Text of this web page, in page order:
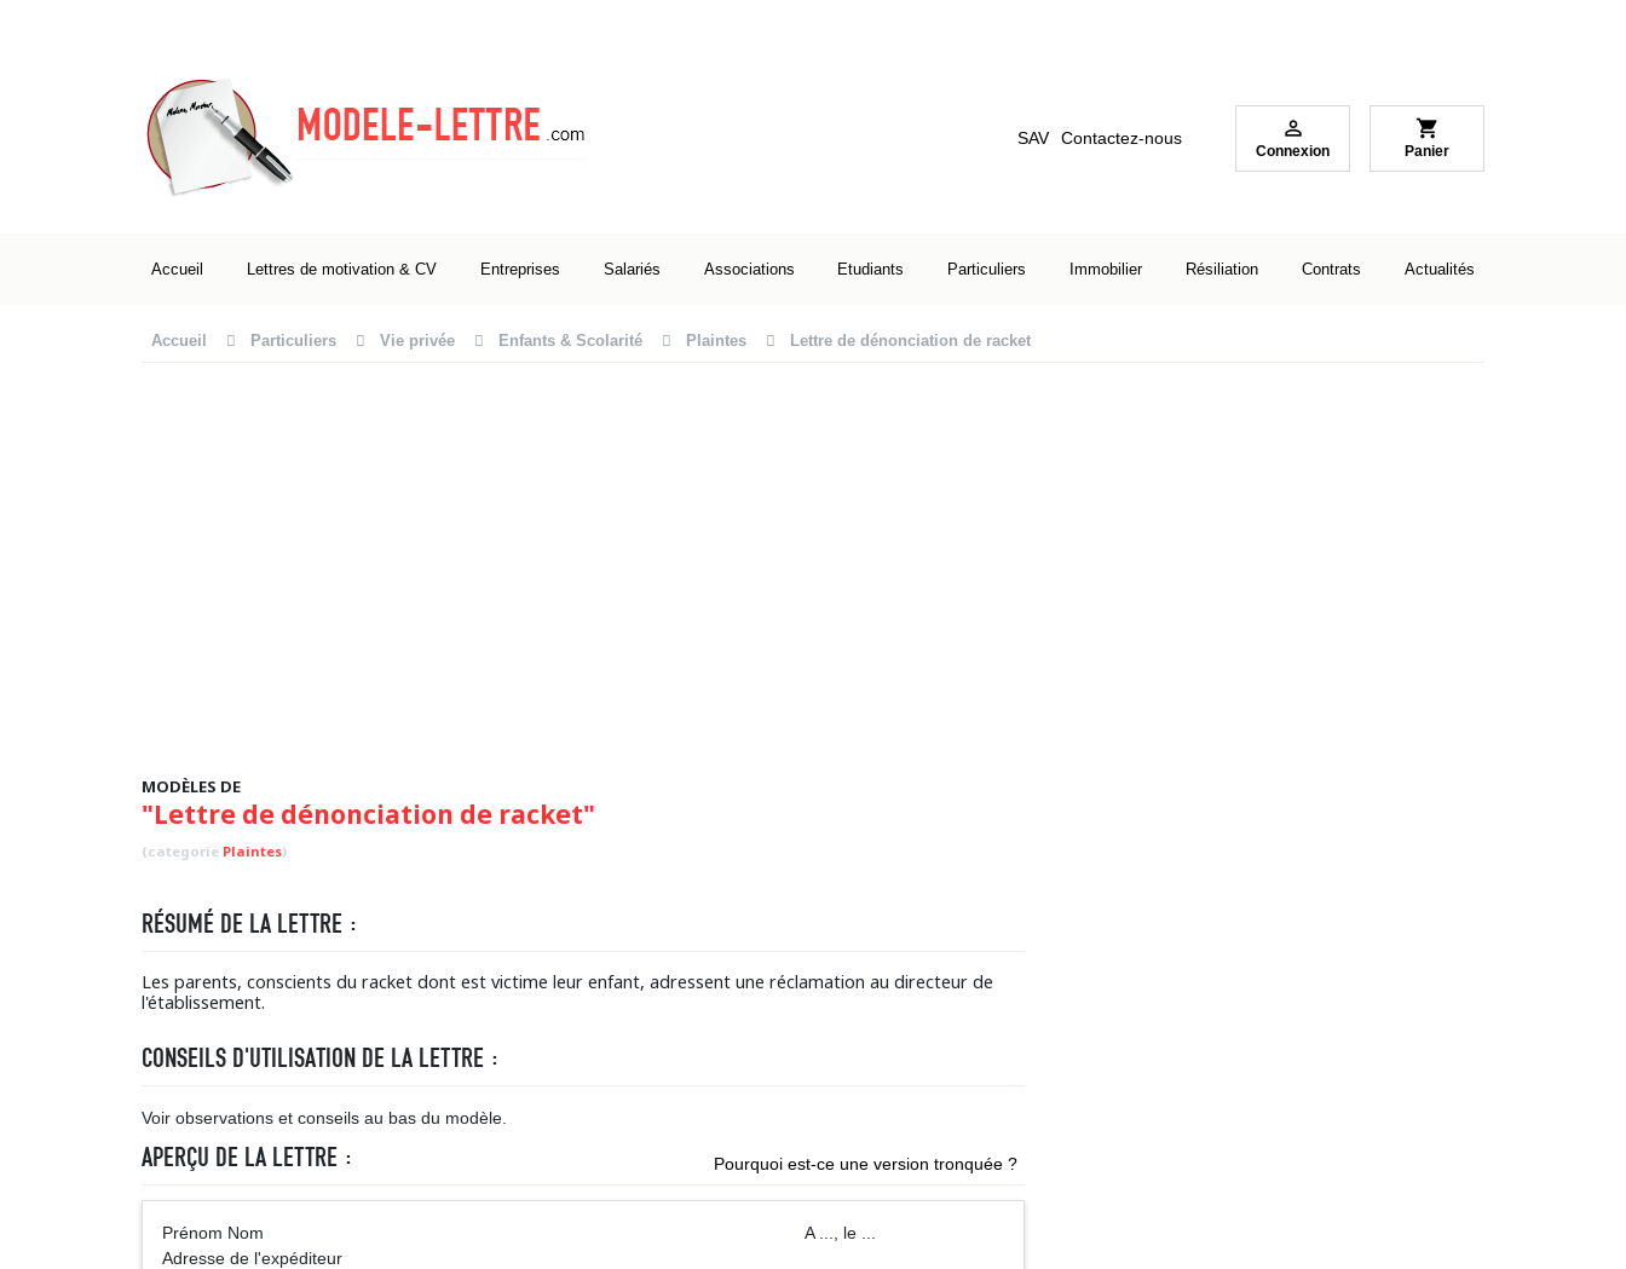
SAV Contactez-nous 
Connexion
shopping_cart
Panier
Accueil Lettres de motivation & CV Entreprises Salariés Associations Etudiants Particuliers Immobilier Résiliation Contrats Actualités
Accueil Particuliers Vie privée Enfants & Scolarité Plaintes Lettre de dénonciation de racket
MODÈLES DE
"Lettre de dénonciation de racket"
(categorie Plaintes)
RÉSUMÉ DE LA LETTRE :
Les parents, conscients du racket dont est victime leur enfant, adressent une réclamation au directeur de
l'établissement.
CONSEILS D'UTILISATION DE LA LETTRE :
Voir observations et conseils au bas du modèle.
APERÇU DE LA LETTRE : Pourquoi est-ce une version tronquée ?
Prénom Nom A ..., le ...
Adresse de l'expéditeur